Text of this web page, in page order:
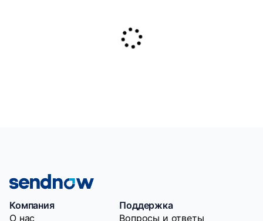
Компания
O нас
Поддержка
Вопросы и ответы